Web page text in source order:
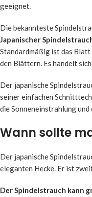
geeignet.
Die bekannteste
Japanischer
Standardmäßig ist das Blatt
den Blättern. Es handelt
Der japanische
seiner einfachen
die Sonneneinstrahlung
Wann sollte
Der japanische
eleganten Hecke. Er ist
DerSpindelstrauch kann